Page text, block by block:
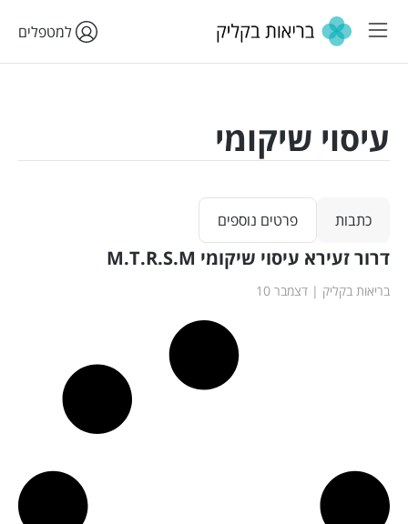
למטפלים
עיסוי שיקומי
כתבות פרטים נוספים
דרור זעירא עיסוי שיקומי M.T.R.S.M
בריאות בקליק דצמבר 10